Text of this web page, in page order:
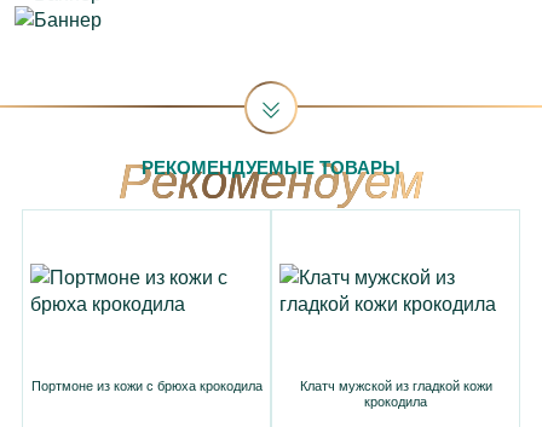
РЕКОМЕНДУЕМЫЕ ТОВАРЫ
Портмоне из кожи с брюха крокодила
Клатч мужской из гладкой кожи
крокодила